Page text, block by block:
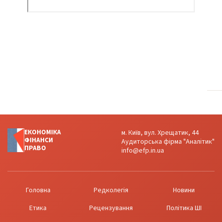
ЕКОНОМІКА
ФІНАНСИ
ПРАВО
м. Київ, вул. Хрещатик, 44
Аудиторська фірма "Аналітик"
info@efp.in.ua
Головна Редколегія
Новини
Етика
Рецензування
Політика ШІ